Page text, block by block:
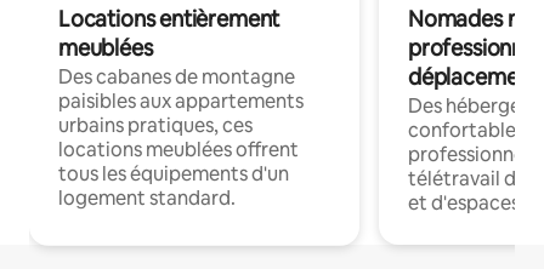
Locations entièrement
meublées
Des cabanes de montagne
paisibles aux appartements
urbains pratiques, ces
locations meublées offrent
tous les équipements d'un
logement standard.
Nomades
déplacement
Des
confortables
professionnels
télétravail
et d'espaces